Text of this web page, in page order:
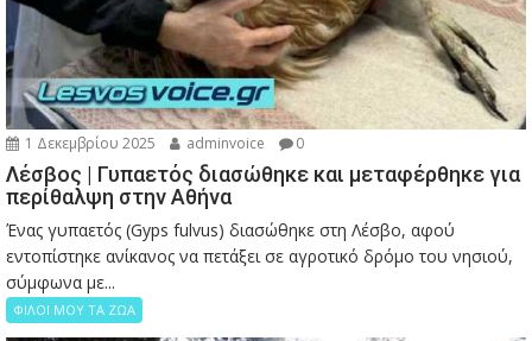
1 Δεκεμβρίου 2025 adminvoice 0
Λέσβος | Γυπαετός διασώθηκε και μεταφέρθηκε για
περίθαλψη στην Αθήνα
Ένας γυπαετός (Gyps fulvus) διασώθηκε στη Λέσβο, αφού
εντοπίστηκε ανίκανος να πετάξει σε αγροτικό δρόμο του νησιού,
σύμφωνα με...
ΦΙΛΟΙ ΜΟΥ ΤΑ ΖΩΑ